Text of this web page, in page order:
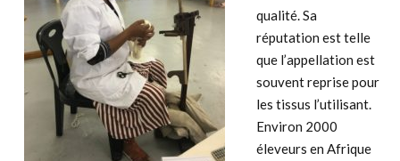
qualité. Sa
réputation est telle
que l’appellation est
souvent reprise pour
les tissus l’utilisant.
Environ 2000
éleveurs en Afrique